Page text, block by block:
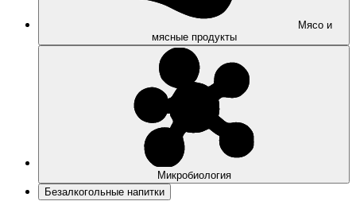
Мясо и
мясные продукты
Микробиология
Безалкогольные напитки